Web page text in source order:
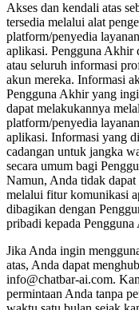
Akses dan kendali atas
tersedia melalui alat
platform/penyedia
aplikasi. Pengguna Akhir
atau seluruh informasi
akun mereka. Informasi
Pengguna Akhir yang
dapat melakukannya
platform/penyedia
aplikasi. Informasi yang
cadangan untuk jangka
secara umum bagi
Namun, Anda tidak
melalui fitur komunikasi
dibagikan dengan
pribadi kepada
Jika Anda ingin
atas, Anda dapat
info@chatbar-ai.com.
permintaan Anda tanpa